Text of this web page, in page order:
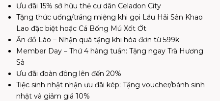
Ưu đãi 15% sở hữu thẻ cư dân Celadon City
Tặng thức uống/tráng miệng khi gọi Lẩu Hải Sản Khao
Lao đặc biệt hoặc Cá Bống Mú Xốt Ớt
Ăn đồ Lào – Nhận quà tặng khi hóa đơn từ 599k
Member Day – Thứ 4 hàng tuần: Tặng ngay Trà Hương
Sả
Ưu đãi đoàn đông lên đến 20%
Tiệc sinh nhật nhận ưu đãi kép: Tặng voucher/bánh sinh
nhật và giảm giá 10%